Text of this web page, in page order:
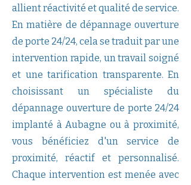
allient réactivité et qualité de service.
En matière de dépannage ouverture
de porte 24/24, cela se traduit par une
intervention rapide, un travail soigné
et une tarification transparente. En
choisissant un spécialiste du
dépannage ouverture de porte 24/24
implanté à Aubagne ou à proximité,
vous bénéficiez d'un service de
proximité, réactif et personnalisé.
Chaque intervention est menée avec